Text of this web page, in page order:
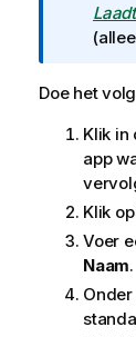
r
m
t
e
Doe het
Klik in
app
Klik op
Voer
Naam.
Onder